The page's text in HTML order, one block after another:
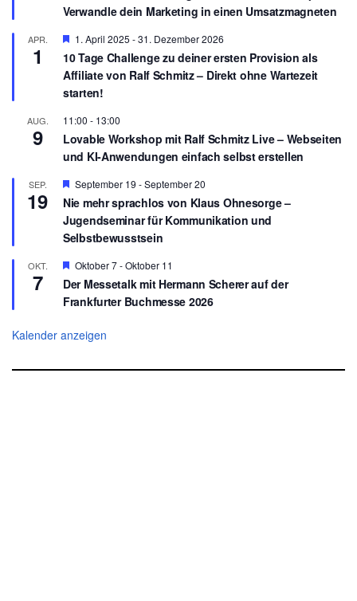
e
o
b
e
n
v
r
g
e
h
o
b
e
n
Verwandle dein Marketing in einen Umsatzmagneten
APR.
1
H
e
r
v
o
r
g
e
h
o
b
e
n
1. April 2025 -31. Dezember 2026
10 Tage Challenge zu deiner ersten Provision als
Affiliate von Ralf Schmitz – Direkt ohne Wartezeit
starten!
AUG.
9
11:00 - 13:00
Lovable Workshop mit Ralf Schmitz Live – Webseiten
und KI-Anwendungen einfach selbst erstellen
SEP.
19
H
r
v
o
r
g
e
h
o
b
n
September 19 -September 20
Nie mehr sprachlos von Klaus Ohnesorge –
Jugendseminar für Kommunikation und
Selbstbewusstsein
OKT.
7
H
r
v
g
h
Oktober 7-Oktober 11
Der Messetalk mit Hermann Scherer auf der
Frankfurter Buchmesse 2026
Kalender anzeigen